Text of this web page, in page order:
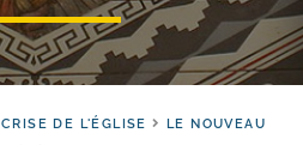
CRISE DE L'ÉGLISE
LE NOUVEAU